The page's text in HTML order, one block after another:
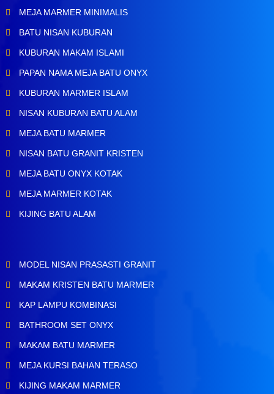
MEJA MARMER MINIMALIS
BATU NISAN KUBURAN
KUBURAN MAKAM ISLAMI
PAPAN NAMA MEJA BATU ONYX
KUBURAN MARMER ISLAM
NISAN KUBURAN BATU ALAM
MEJA BATU MARMER
NISAN BATU GRANIT KRISTEN
MEJA BATU ONYX KOTAK
MEJA MARMER KOTAK
KIJING BATU ALAM
MODEL NISAN PRASASTI GRANIT
MAKAM KRISTEN BATU MARMER
KAP LAMPU KOMBINASI
BATHROOM SET ONYX
MAKAM BATU MARMER
MEJA KURSI BAHAN TERASO
KIJING MAKAM MARMER